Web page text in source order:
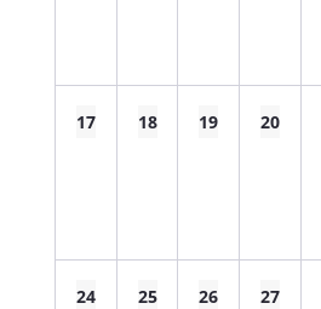
17 18 19 20
24 25 26 27